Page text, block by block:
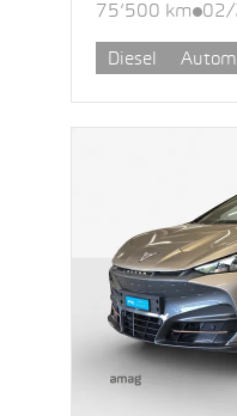
75’500 km 02/
Diesel